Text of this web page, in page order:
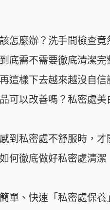
怎麼辦？洗手間檢查
底需不需要徹底清潔
這樣下去越來越沒自
可以改善嗎？私密處
到私密處不舒服時，
何徹底做好私密處清
單、快速「私密處保